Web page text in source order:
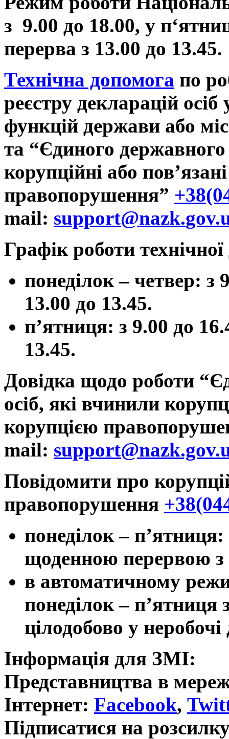
з 9.00 до 18.00, у
перерва з 13.00 до 13.45.
Технічна допомога по
реєстру декларацій
функцій держави або
та “Єдиного державного
корупційні або
правопорушення”
mail: support@nazk.gov.
Графік роботи
понеділок – четвер: з
13.00 до 13.45.
п’ятниця: з 9.00 до
13.45.
Довідка щодо роботи
осіб, які вчинили
корупцією
mail:
Повідомити про
правопорушення
понеділок – п’ятниця:
щоденною перервою з
в автоматичному
понеділок – п’ятниця
цілодобово у неробочі
Інформація для ЗМІ:
Представництва в
Інтернет: Facebook,
Підписатися на